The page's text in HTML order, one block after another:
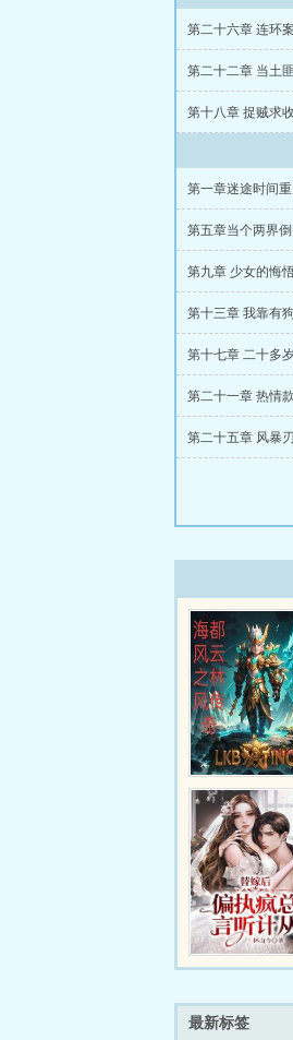
第二十六章 连环
第二十二章 当土
第十八章 捉贼求
第一章迷途时间
第五章当个两界
第九章 少女的悔
第十三章 我靠有
第二十一章 热情
第二十五章 风暴
最新标签